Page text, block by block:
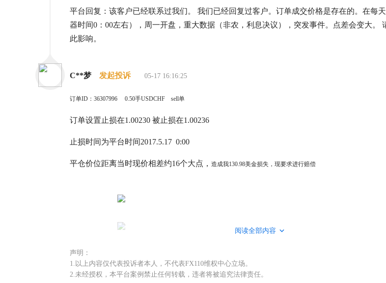
平台回复：该客户已经联系过我们。 我们已经回复过客户。订单成交价格是存在的。在每
器时间0：00左右），周一开盘，重大数据（非农，利息决议），突发事件。点差会变大。
此影响。
C**梦 发起投诉 05-17 16:16:25
订单ID：36307996 0.50手USDCHF sell单
订单设置止损在1.00230 被止损在1.00236
止损时间为平台时间2017.5.17 0:00
平仓价位距离当时现价相差约16个大点， 造成我130.98美金损失， 现要求进行赔偿
阅读全部内容
声明：
1.以上内容仅代表投诉者本人，不代表FX110维权中心立场。
2.未经授权，本平台案例禁止任何转载，违者将被追究法律责任。